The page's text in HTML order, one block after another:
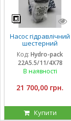
Насос гідравлічний
шестерний
тандемний Hydro-
pack
22A5.5/11/4X780DSS
для CLAAS
Код: Hydro-pack
22A5.5/11/4X78
В наявності
21 700,00 грн.
Купити